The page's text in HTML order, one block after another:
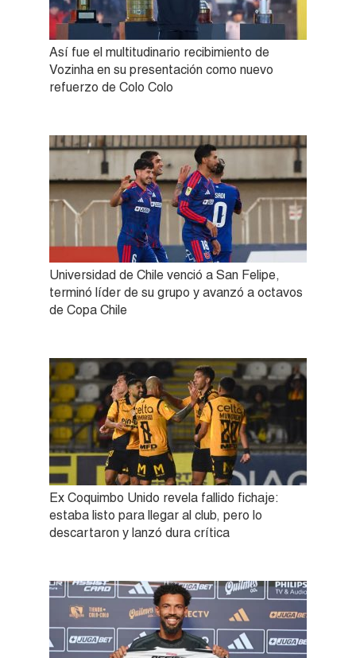
Así fue el multitudinario recibimiento de
Vozinha en su presentación como nuevo
refuerzo de Colo Colo
Universidad de Chile venció a San Felipe,
terminó líder de su grupo y avanzó a octavos
de Copa Chile
Ex Coquimbo Unido revela fallido fichaje:
estaba listo para llegar al club, pero lo
descartaron y lanzó dura crítica